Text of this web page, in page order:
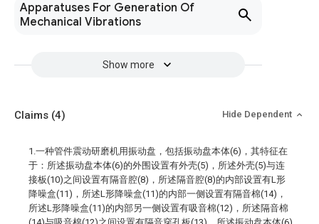
Apparatuses For Generation Of
Mechanical Vibrations
Show more
Claims (4) Hide Dependent
1.一种管件震动研磨机用振动盘，包括振动盘本体(6)，其特征在
于：所述振动盘本体(6)的外围设置有外壳(5)，所述外壳(5)与连
接板(10)之间设置有隔音腔(8)，所述隔音腔(8)的内部设置有L形
降噪盒(11)，所述L形降噪盒(11)的内部一侧设置有隔音棉(14)，
所述L形降噪盒(11)的内部另一侧设置有吸音棉(12)，所述隔音棉